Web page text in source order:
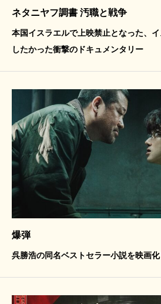
ネタニヤフ調書 汚職と戦争
本国イスラエルで上映禁止となった、
したかった衝撃のドキュメンタリー
爆弾
呉勝浩の同名ベストセラー小説を映画